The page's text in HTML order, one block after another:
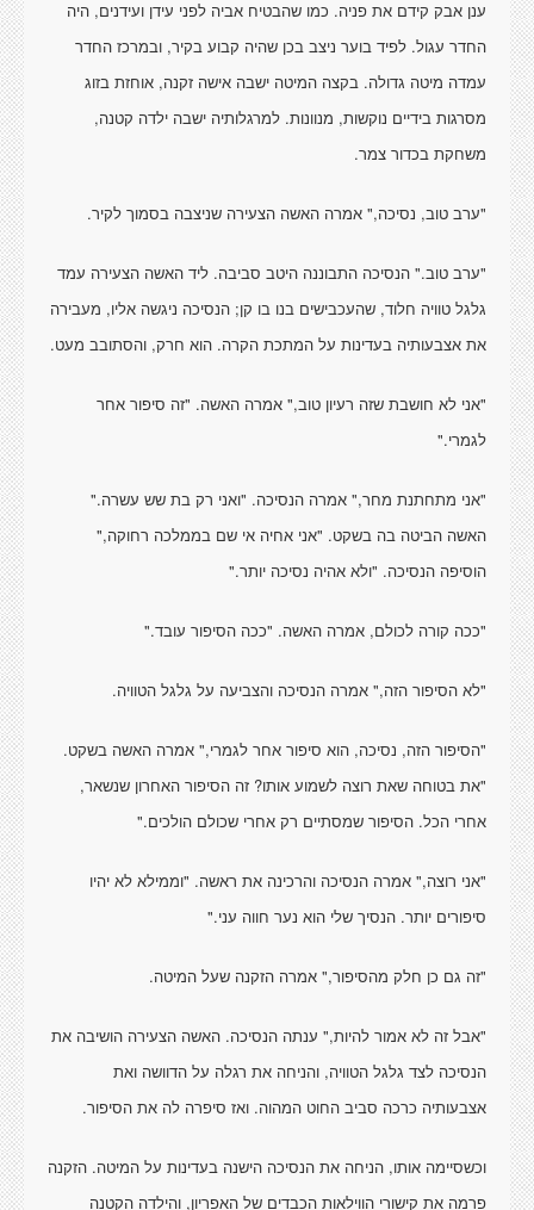
ענן אבק קידם את פניה. כמו שהבטיח אביה לפני עידן ועידנים, היה
החדר עגול. לפיד בוער ניצב בכן שהיה קבוע בקיר, ובמרכז החדר
עמדה מיטה גדולה. בקצה המיטה ישבה אישה זקנה, אוחזת בזוג
מסרגות בידיים נוקשות, מנוונות. למרגלותיה ישבה ילדה קטנה,
משחקת בכדור צמר.
"ערב טוב, נסיכה," אמרה האשה הצעירה שניצבה בסמוך לקיר.
"ערב טוב." הנסיכה התבוננה היטב סביבה. ליד האשה הצעירה עמד
גלגל טוויה חלוד, שהעכבישים בנו בו קן; הנסיכה ניגשה אליו, מעבירה
את אצבעותיה בעדינות על המתכת הקרה. הוא חרק, והסתובב מעט.
"אני לא חושבת שזה רעיון טוב," אמרה האשה. "זה סיפור אחר
לגמרי."
"אני מתחתנת מחר," אמרה הנסיכה. "ואני רק בת שש עשרה."
האשה הביטה בה בשקט. "אני אחיה אי שם בממלכה רחוקה,"
הוסיפה הנסיכה. "ולא אהיה נסיכה יותר."
"ככה קורה לכולם, אמרה האשה. "ככה הסיפור עובד."
"לא הסיפור הזה," אמרה הנסיכה והצביעה על גלגל הטוויה.
"הסיפור הזה, נסיכה, הוא סיפור אחר לגמרי," אמרה האשה בשקט.
"את בטוחה שאת רוצה לשמוע אותו? זה הסיפור האחרון שנשאר,
אחרי הכל. הסיפור שמסתיים רק אחרי שכולם הולכים."
"אני רוצה," אמרה הנסיכה והרכינה את ראשה. "וממילא לא יהיו
סיפורים יותר. הנסיך שלי הוא נער חווה עני."
"זה גם כן חלק מהסיפור," אמרה הזקנה שעל המיטה.
"אבל זה לא אמור להיות," ענתה הנסיכה. האשה הצעירה הושיבה את
הנסיכה לצד גלגל הטוויה, והניחה את רגלה על הדוושה ואת
אצבעותיה כרכה סביב החוט המהוה. ואז סיפרה לה את הסיפור.
וכשסיימה אותו, הניחה את הנסיכה הישנה בעדינות על המיטה. הזקנה
פרמה את קישורי הווילאות הכבדים של האפריון, והילדה הקטנה